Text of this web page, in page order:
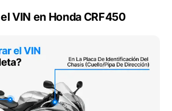
VIN en Honda CRF450